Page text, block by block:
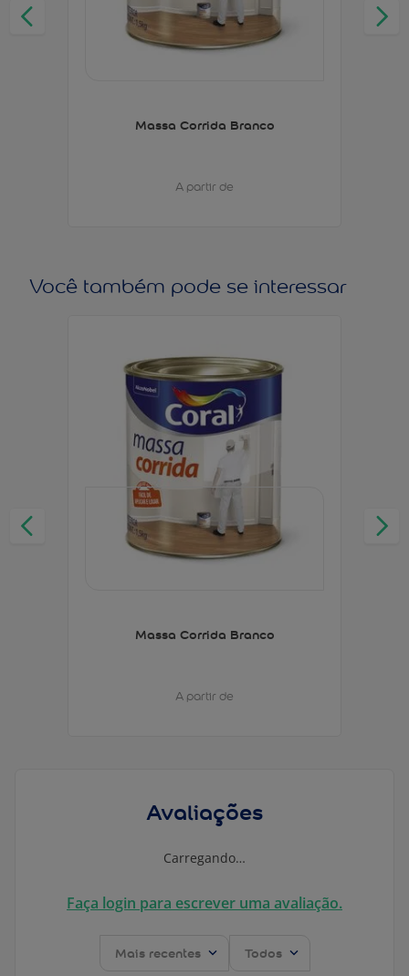
Massa Corrida Branco
A partir de
Você também pode se interessar
Massa Corrida Branco
A partir de
Avaliações
Carregando…
Faça login para escrever uma avaliação.
Mais recentes Todos